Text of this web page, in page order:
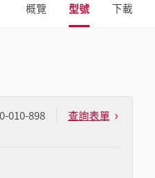
概覽 型號 下載
010-898 查詢表單